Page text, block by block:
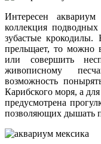
Интересен
коллекция
зубастые
прельщает, то можно
или совершить
живописному
возможность
Карибского моря, а
предусмотрена
позволяющих дышать